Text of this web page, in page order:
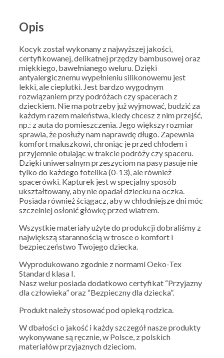
Opis
Kocyk został wykonany z najwyższej jakości,
certyfikowanej, delikatnej przędzy bambusowej oraz
miękkiego, bawełnianego weluru. Dzięki
antyalergicznemu wypełnieniu silikonowemu jest
lekki, ale cieplutki. Jest bardzo wygodnym
rozwiązaniem przy podróżach czy spacerach z
dzieckiem. Nie ma potrzeby już wyjmować, budzić za
każdym razem maleństwa, kiedy chcesz z nim przejść,
np.: z auta do pomieszczenia. Jego większy rozmiar
sprawia, że posłuży nam naprawdę długo. Zapewnia
komfort maluszkowi, chroniąc je przed chłodem i
przyjemnie otulając w trakcie podróży czy spaceru.
Dzięki uniwersalnym przeszyciom na pasy pasuje nie
tylko do każdego fotelika (0-13), ale również
spacerówki. Kapturek jest w specjalny sposób
ukształtowany, aby nie opadał dziecku na oczka.
Posiada również ściągacz, aby w chłodniejsze dni móc
szczelniej osłonić główkę przed wiatrem.
Wszystkie materiały użyte do produkcji dobraliśmy z
największą starannością w trosce o komfort i
bezpieczeństwo Twojego dziecka.
Wyprodukowano zgodnie z normami Oeko-Tex
Standard klasa I.
Nasz welur posiada dodatkowo certyfikat “Przyjazny
dla człowieka” oraz “Bezpieczny dla dziecka”.
Produkt należy stosować pod opieką rodzica.
W dbałości o jakość i każdy szczegół nasze produkty
wykonywane są ręcznie, w Polsce, z polskich
materiałów przyjaznych dzieciom.